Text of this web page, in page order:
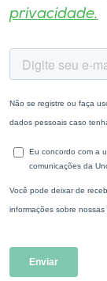
privacidade.